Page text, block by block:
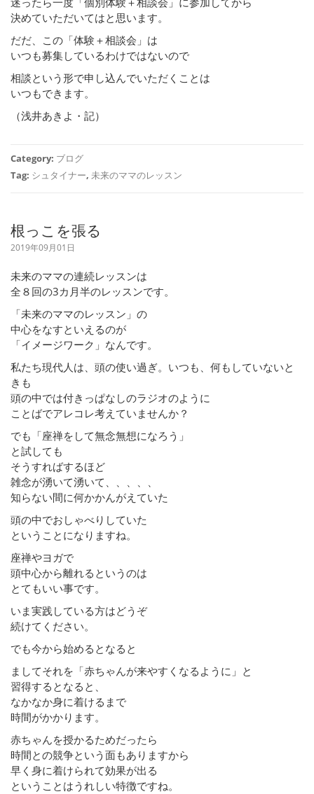
決めていただいてはと思います。
だだ、この「体験＋相談会」は
いつも募集しているわけではないので
相談という形で申し込んでいただくことは
いつもできます。
（浅井あきよ・記）
Category: ブログ
Tag: シュタイナー, 未来のママのレッスン
根っこを張る
2019年09月01日
未来のママの連続レッスンは
全８回の3カ月半のレッスンです。
「未来のママのレッスン」の
中心をなすといえるのが
「イメージワーク」なんです。
私たち現代人は、頭の使い過ぎ。いつも、何もしていないと
きも
頭の中では付きっぱなしのラジオのように
ことばでアレコレ考えていませんか？
でも「座禅をして無念無想になろう」
と試しても
そうすればするほど
雑念が湧いて湧いて、、、、、
知らない間に何かかんがえていた
頭の中でおしゃべりしていた
ということになりますね。
座禅やヨガで
頭中心から離れるというのは
とてもいい事です。
いま実践している方はどうぞ
続けてください。
でも今から始めるとなると
ましてそれを「赤ちゃんが来やすくなるように」と
習得するとなると、
なかなか身に着けるまで
時間がかかります。
赤ちゃんを授かるためだったら
時間との競争という面もありますから
早く身に着けられて効果が出る
ということはうれしい特徴ですね。